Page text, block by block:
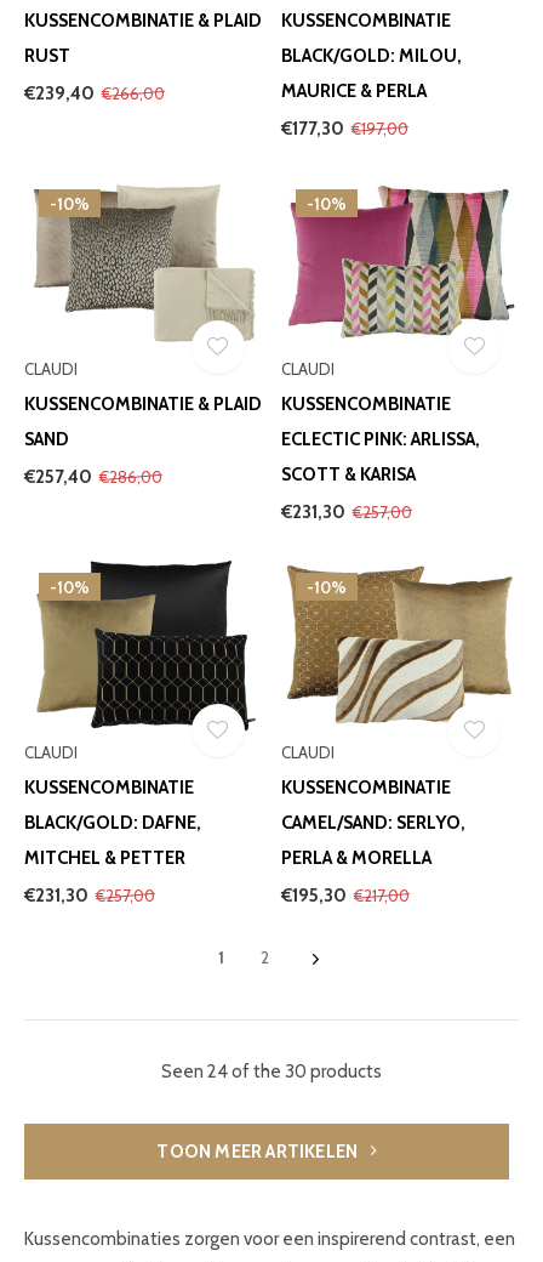
KUSSENCOMBINATIE & PLAID
RUST
€239,40 €266,00
KUSSENCOMBINATIE
BLACK/GOLD: MILOU,
MAURICE & PERLA
€177,30 €197,00
-10%
CLAUDI
KUSSENCOMBINATIE & PLAID
SAND
€257,40 €286,00
-10%
CLAUDI
KUSSENCOMBINATIE
ECLECTIC PINK: ARLISSA,
SCOTT & KARISA
€231,30 €257,00
-10%
CLAUDI
KUSSENCOMBINATIE
BLACK/GOLD: DAFNE,
MITCHEL & PETTER
€231,30 €257,00
-10%
CLAUDI
KUSSENCOMBINATIE
CAMEL/SAND: SERLYO,
PERLA & MORELLA
€195,30 €217,00
1 2
Seen 24 of the 30 products
TOON MEER ARTIKELEN
Kussencombinaties zorgen voor een inspirerend contrast, een